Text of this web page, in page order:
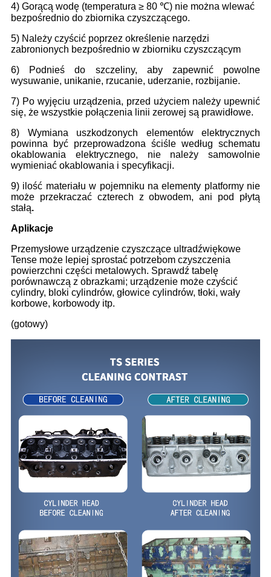
4) Gorącą wodę (temperatura ≥ 80 ℃) nie można wlewać
bezpośrednio do zbiornika czyszczącego.
5) Należy czyścić poprzez określenie narzędzi
zabronionych bezpośrednio w zbiorniku czyszczącym
6) Podnieś do szczeliny, aby zapewnić powolne
wysuwanie, unikanie, rzucanie, uderzanie, rozbijanie.
7) Po wyjęciu urządzenia, przed użyciem należy upewnić
się, że wszystkie połączenia linii zerowej są prawidłowe.
8) Wymiana uszkodzonych elementów elektrycznych
powinna być przeprowadzona ściśle według schematu
okablowania elektrycznego, nie należy samowolnie
wymieniać okablowania i specyfikacji.
9) ilość materiału w pojemniku na elementy platformy nie
może przekraczać czterech z obwodem, ani pod płytą
stałą.
Aplikacje
Przemysłowe urządzenie czyszczące ultradźwiękowe
Tense może lepiej sprostać potrzebom czyszczenia
powierzchni części metalowych. Sprawdź tabelę
porównawczą z obrazkami; urządzenie może czyścić
cylindry, bloki cylindrów, głowice cylindrów, tłoki, wały
korbowe, korbowody itp.
(gotowy)